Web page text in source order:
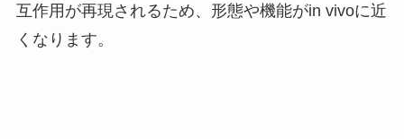
互作用が再現されるため、形態や機能がin vivoに近
くなります。